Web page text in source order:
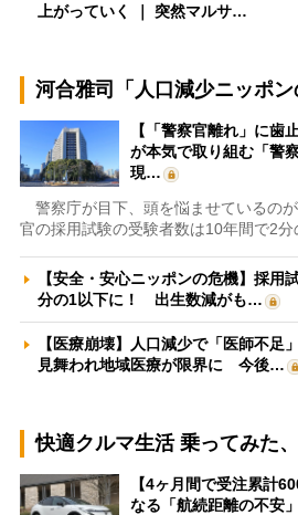
上がっていく ｜ 突然マルサ…
河合雅司「人口減少ニッポン
【「警察官離れ」に歯
が本気で取り組む「警
現…
警察庁が目下、頭を悩ませているの
官の採用試験の受験者数は10年間で2分
【安全・安心ニッポンの危機】採用
分の1以下に！ 出生数減がも…
【医療崩壊】人口減少で「医師不足
見舞われ地域医療が限界に 今後…
快適クルマ生活 乗ってみた
【4ヶ月間で受注累計
なる「航続距離の不安